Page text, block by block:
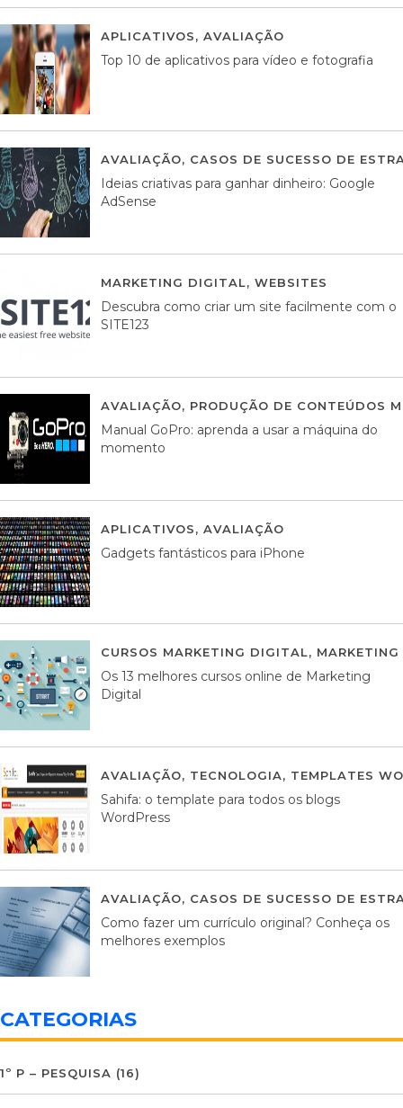
APLICATIVOS, AVALIAÇÃO
Top 10 de aplicativos para vídeo e fotografia
AVALIAÇÃO, CASOS DE SUCESSO DE
Ideias criativas para ganhar dinheiro: Google
AdSense
MARKETING DIGITAL, WEBSITES
Descubra como criar um site facilmente com o
SITE123
AVALIAÇÃO, PRODUÇÃO DE CONTEÚDOS
Manual GoPro: aprenda a usar a máquina do
momento
APLICATIVOS, AVALIAÇÃO
Gadgets fantásticos para iPhone
CURSOS MARKETING DIGITAL,
Os 13 melhores cursos online de Marketing
Digital
AVALIAÇÃO, TECNOLOGIA, TEMPLATES
Sahifa: o template para todos os blogs
WordPress
AVALIAÇÃO, CASOS DE SUCESSO DE
Como fazer um currículo original? Conheça os
melhores exemplos
CATEGORIAS
1º P – PESQUISA (16)